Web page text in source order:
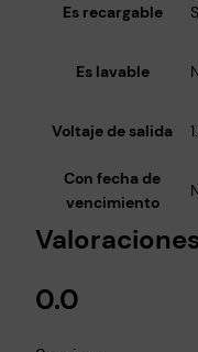
Es recargable
Es lavable
Voltaje de salida
Con fecha de
vencimiento
0.0